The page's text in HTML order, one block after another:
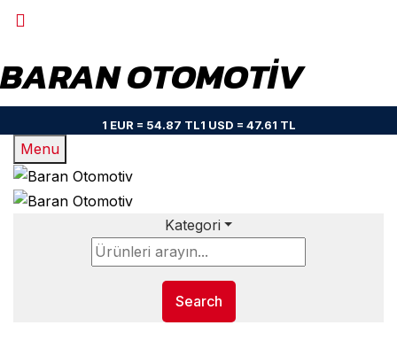
BARAN OTOMOTIV
1 EUR = 54.87 TL1 USD = 47.61 TL
Menu
Kategori
Search